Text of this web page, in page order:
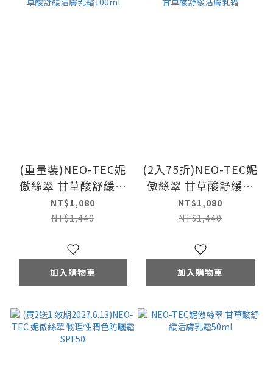
(重量裝)NEO-TEC妮
傲絲翠 甘草酸舒緩活
膚乳霜100ml
NT$1,080
NT$1,440
加入購物車
(2入75折)NEO-TEC妮
傲絲翠 甘草酸舒緩活
膚乳霜
NT$1,080
NT$1,440
加入購物車